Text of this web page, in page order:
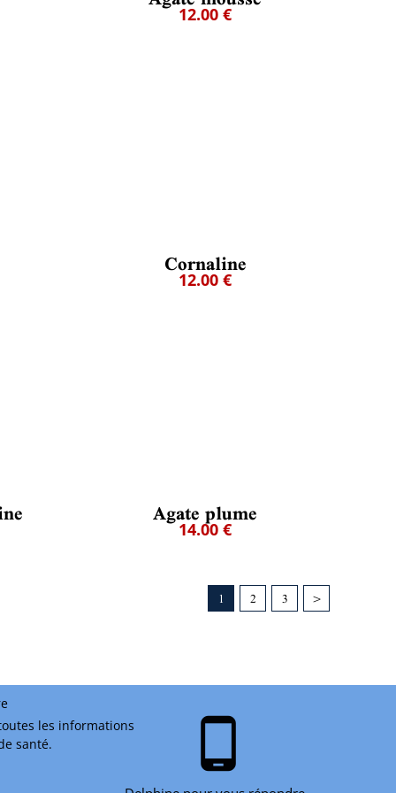
phone_android
les informations
santé.
12.00 €
Cornaline
12.00 €
Agate plume
14.00 €
1 2 3 >